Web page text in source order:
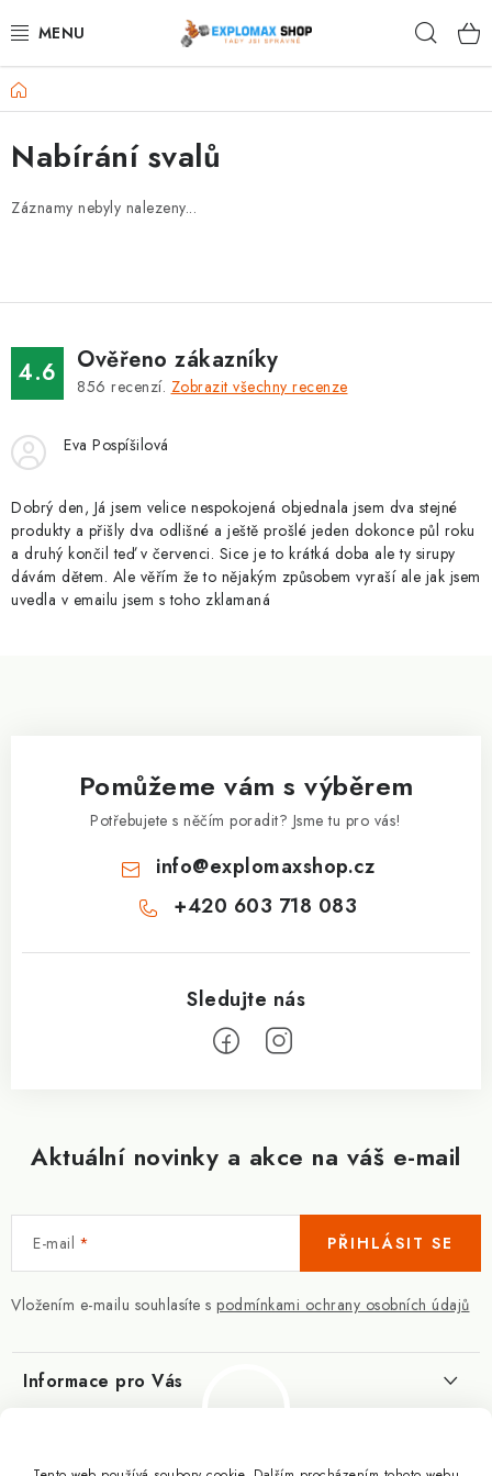
na
%AKCE
NOVINKY
SPORTOVNÍ VÝŽIVA
KRÁSA A WELLNESS
🧬 DLOUHOVĚKOST
Kontakty Slovník pojmů
Obchodní podmínky
Podmínky ochrany osobních údajů
Doprava a platba
Domů
Nabírání svalů
Záznamy nebyly nalezeny...
4.6 Ověřeno zákazníky
856 recenzí. Zobrazit všechny recenze
Eva Pospíšilová
Dobrý den, Já jsem velice nespokojená objednala jsem dva stejné
produkty a přišly dva odlišné a ještě prošlé jeden dokonce půl roku
a druhý končil teď v červenci. Sice je to krátká doba ale ty sirupy
dávám dětem. Ale věřím že to nějakým způsobem vyraší ale jak jsem
uvedla v emailu jsem s toho zklamaná
Aktuální novinky a akce na váš e-mail
E-mail
Vložením e-mailu souhlasíte s podmínkami ochrany osobních údajů
PŘIHLÁSIT SE
Pomůžeme vám s výběrem
Potřebujete s něčím poradit? Jsme tu pro vás!
info@explomaxshop.cz
+420 603 718 083
Informace pro Vás
Slovník pojmů